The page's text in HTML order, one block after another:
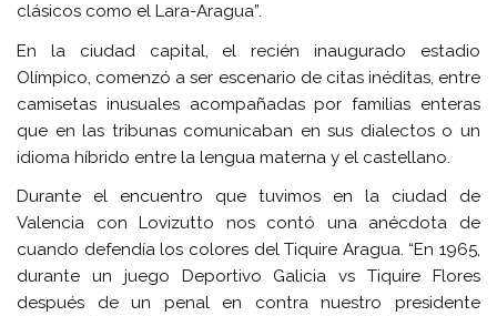
clásicos como el Lara-Aragua”.
En la ciudad capital, el recién inaugurado estadio
Olímpico, comenzó a ser escenario de citas inéditas, entre
camisetas inusuales acompañadas por familias enteras
que en las tribunas comunicaban en sus dialectos o un
idioma híbrido entre la lengua materna y el castellano.
Durante el encuentro que tuvimos en la ciudad de
Valencia con Lovizutto nos contó una anécdota de
cuando defendía los colores del Tiquire Aragua. “En 1965,
durante un juego Deportivo Galicia vs Tiquire Flores
después de un penal en contra nuestro presidente